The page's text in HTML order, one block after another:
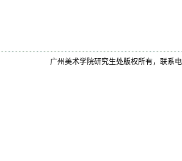
广州美术学院研究生处版权所有，联系